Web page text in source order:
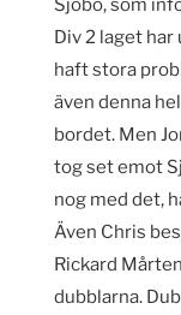
Sjöbo, som
Div 2 laget
haft stora
även denna
bordet. Men
tog set emot
nog med det,
Även Chris
Rickard
dubblarna.